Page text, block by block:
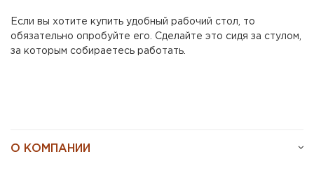
Если вы хотите купить удобный рабочий стол, то
обязательно опробуйте его. Сделайте это сидя за стулом,
за которым собираетесь работать.
О КОМПАНИИ